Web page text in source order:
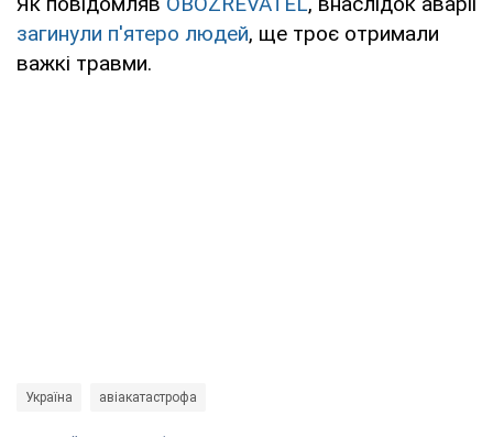
загинули п'ятеро людей, ще троє отримали
важкі травми.
Україна авіакатастрофа